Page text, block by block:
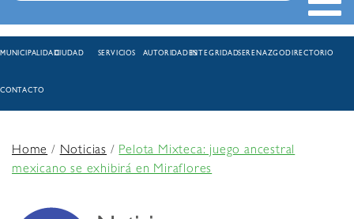
MUNICIPALIDADCIUDAD SERVICIOS AUTORIDADESINTEGRIDADSERENAZGODIRECTORIO
CONTACTO
Home/Noticias /Pelota Mixteca: juego ancestral
mexicano se exhibirá en Miraflores